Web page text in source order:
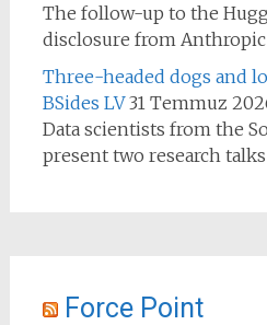
The follow-up to the
disclosure from Anthropic
Three-headed dogs and
BSides LV 31 Temmuz
Data scientists from the
present two research talks
Force Point